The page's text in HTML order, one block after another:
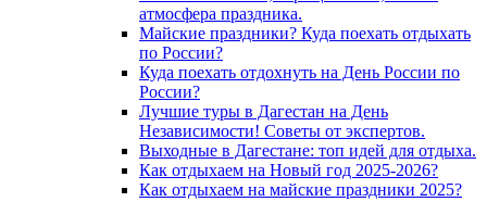
атмосфера праздника.
Майские праздники? Куда поехать отдыхать
по России?
Куда поехать отдохнуть на День России по
России?
Лучшие туры в Дагестан на День
Независимости! Советы от экспертов.
Выходные в Дагестане: топ идей для отдыха.
Как отдыхаем на Новый год 2025-2026?
Как отдыхаем на майские праздники 2025?